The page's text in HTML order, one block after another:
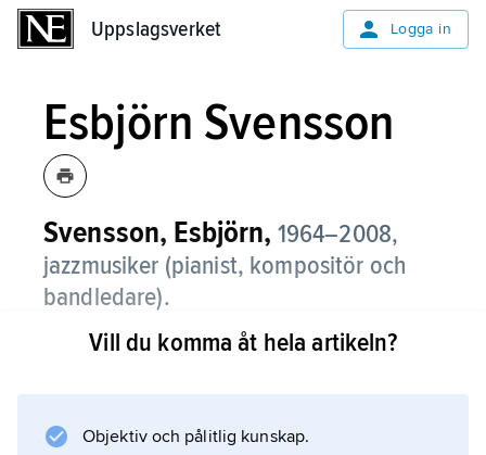
Uppslagsverket Logga in
Esbjörn Svensson
Svensson, Esbjörn, 1964–2008,
jazzmusiker (pianist, kompositör och
bandledare).
Från mitten av 1980-talet etablerade sig
1990. Från 1993 ingick trumslagaren Magnus
Vill du komma åt hela artikeln?
Objektiv och pålitlig kunskap.